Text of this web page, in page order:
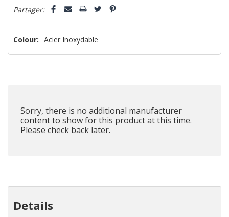
vous!
n’en
reste
Partager:
Colour: Acier Inoxydable
Sorry, there is no additional manufacturer
content to show for this product at this time.
Please check back later.
Details